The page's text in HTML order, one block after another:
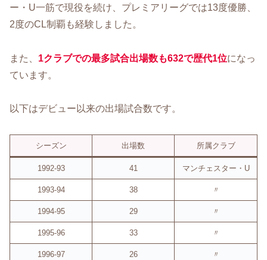
ー・U一筋で現役を続け、プレミアリーグでは13度優勝、
2度のCL制覇も経験しました。
また、 1クラブでの最多試合出場数も632で歴代1位になっ
ています。
以下はデビュー以来の出場試合数です。
シーズン 出場数 所属クラブ
1992-93 41 マンチェスター・U
1993-94 38 〃
1994-95 29 〃
1995-96 33 〃
1996-97 26 〃